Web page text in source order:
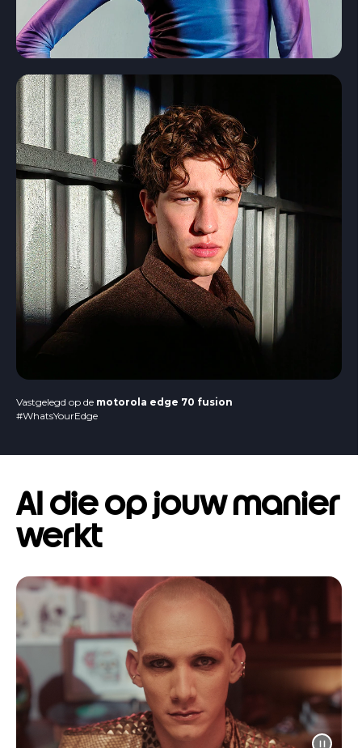
Vastgelegd op de motorola edge 70 fusion
#WhatsYourEdge
AI die op jouw manier
werkt